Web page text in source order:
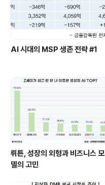
있으나 북미권의 시..
AI 시대의 MSP 생존 전략 #1
뤼튼, 성장의 외형과 비즈니스 모
델의 고민